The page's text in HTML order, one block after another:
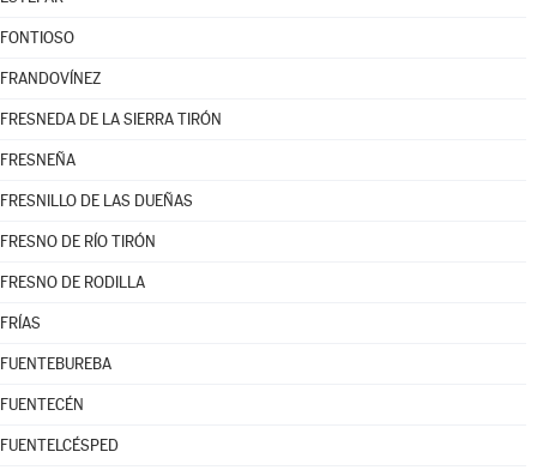
FONTIOSO
FRANDOVÍNEZ
FRESNEDA DE LA SIERRA TIRÓN
FRESNEÑA
FRESNILLO DE LAS DUEÑAS
FRESNO DE RÍO TIRÓN
FRESNO DE RODILLA
FRÍAS
FUENTEBUREBA
FUENTECÉN
FUENTELCÉSPED